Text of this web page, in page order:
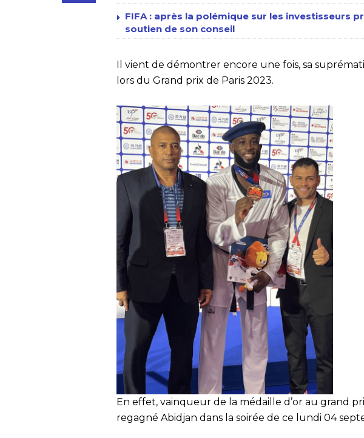
FIFA : après la polémique sur les investisseurs
soutien de son conseil
Il vient de démontrer encore une fois, sa
lors du Grand prix de Paris 2023.
En effet, vainqueur de la médaille d’or au grand
regagné Abidjan dans la soirée de ce lundi 04